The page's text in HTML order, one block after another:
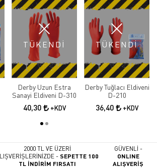
TÜKENDİ
Derby Uzun Estra
Sanayi Eldiveni D-310
40,30 +KDV
TÜKENDİ
Derby Tuğlacı Eldiveni
D-210
36,40 +KDV
2000 TL VE ÜZERİ
-SEPETTE 100
TL İNDİRİM FIRSATI
GÜVENLİ -
ONLINE
ALIŞVERİŞ